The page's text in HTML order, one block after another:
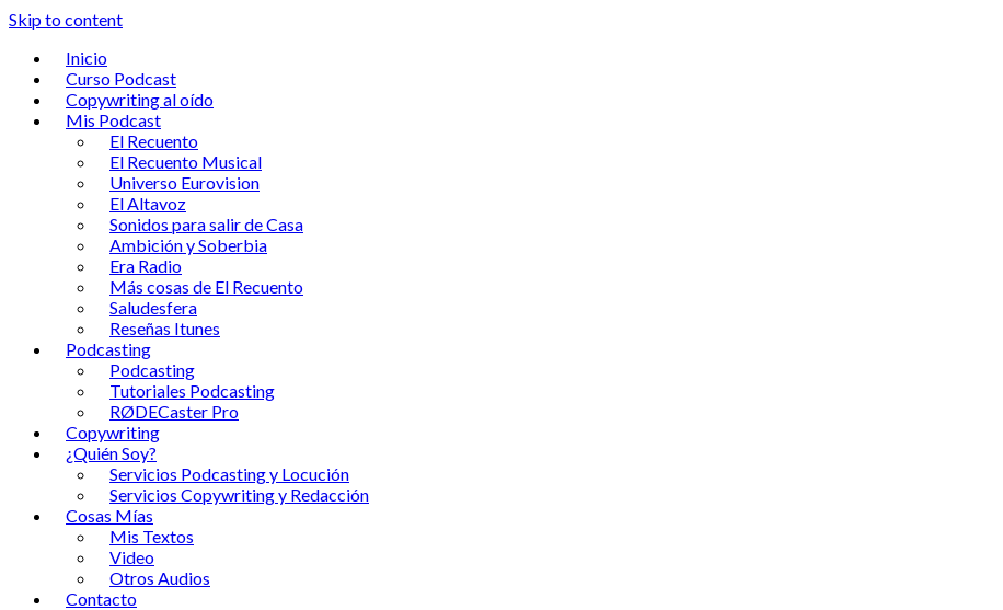
Skip to content
Inicio
Curso Podcast
Copywriting al oído
Mis Podcast
El Recuento
El Recuento Musical
Universo Eurovision
El Altavoz
Sonidos para salir de Casa
Ambición y Soberbia
Era Radio
Más cosas de El Recuento
Saludesfera
Reseñas Itunes
Podcasting
Podcasting
Tutoriales Podcasting
RØDECaster Pro
Copywriting
¿Quién Soy?
Servicios Podcasting y Locución
Servicios Copywriting y Redacción
Cosas Mías
Mis Textos
Video
Otros Audios
Contacto